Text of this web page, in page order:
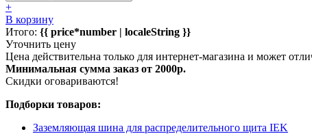
+
В корзину
Итого: {{ price*number | localeString }}
Уточнить цену
Цена действительна только для интернет-магазина и может
Минимальная сумма заказ от 2000р.
Скидки оговариваются!
Подборки товаров:
Заземляющая шина для распределительного щита IEK